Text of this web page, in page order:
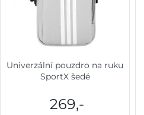
Univerzální pouzdro na ruku
SportX šedé
269,-